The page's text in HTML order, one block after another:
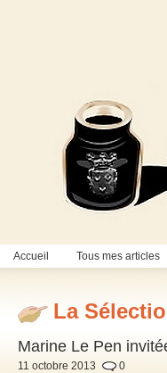
Accueil Tous mes articles
La
Marine Le Pen
11 octobre 2013 0